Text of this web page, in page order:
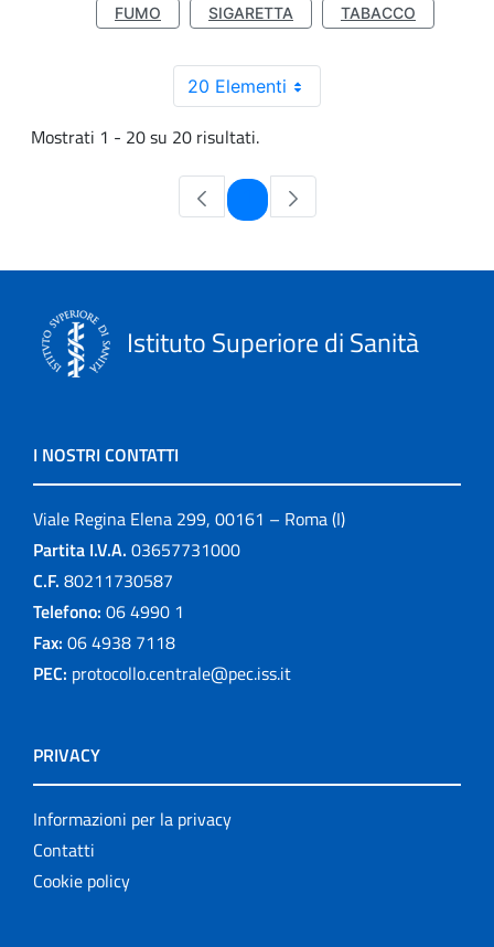
FUMO SIGARETTA TABACCO
20 Elementi
Mostrati 1 - 20 su 20 risultati.
Pagina
Istituto Superiore di Sanità
I NOSTRI CONTATTI
Viale Regina Elena 299, 00161 – Roma (I)
Partita I.V.A. 03657731000
C.F. 80211730587
Telefono: 06 4990 1
Fax: 06 4938 7118
PEC: protocollo.centrale@pec.iss.it
PRIVACY
Informazioni per la privacy
Contatti
Cookie policy